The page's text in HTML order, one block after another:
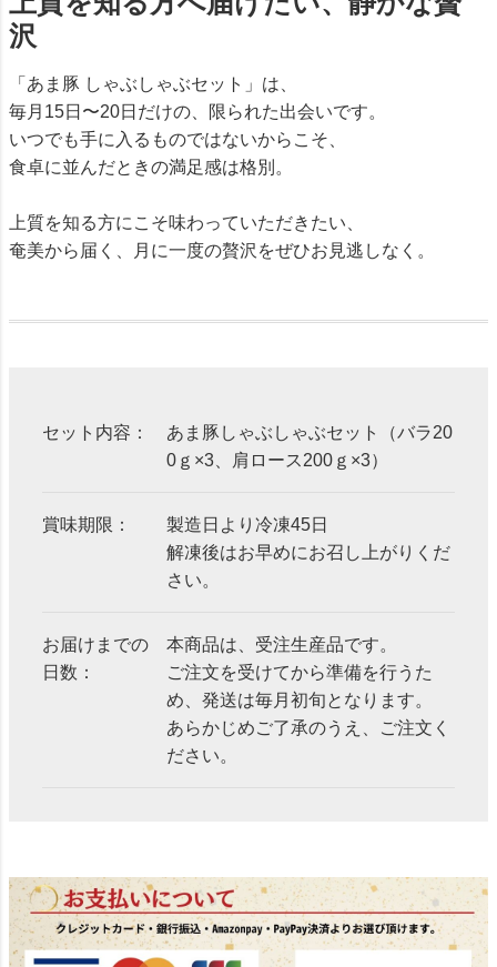
沢
「あま豚 しゃぶしゃぶセット」は、
毎月15日〜20日だけの、限られた出会いです。
いつでも手に入るものではないからこそ、
食卓に並んだときの満足感は格別。
上質を知る方にこそ味わっていただきたい、
奄美から届く、月に一度の贅沢をぜひお見逃しなく。
セット内容：
あま豚しゃぶしゃぶセット（バラ20
0ｇ×3、肩ロース200ｇ×3）
賞味期限：
製造日より冷凍45日
解凍後はお早めにお召し上がりくだ
さい。
お届けまでの
日数：
本商品は、受注生産品です。
ご注文を受けてから準備を行うた
め、発送は毎月初旬となります。
あらかじめご了承のうえ、ご注文く
ださい。